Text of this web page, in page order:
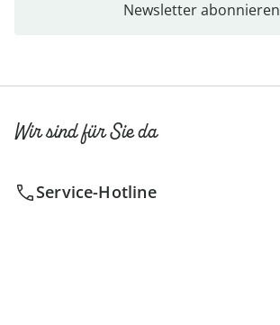
Newsletter abonnieren
Wir sind für Sie da
Service-Hotline